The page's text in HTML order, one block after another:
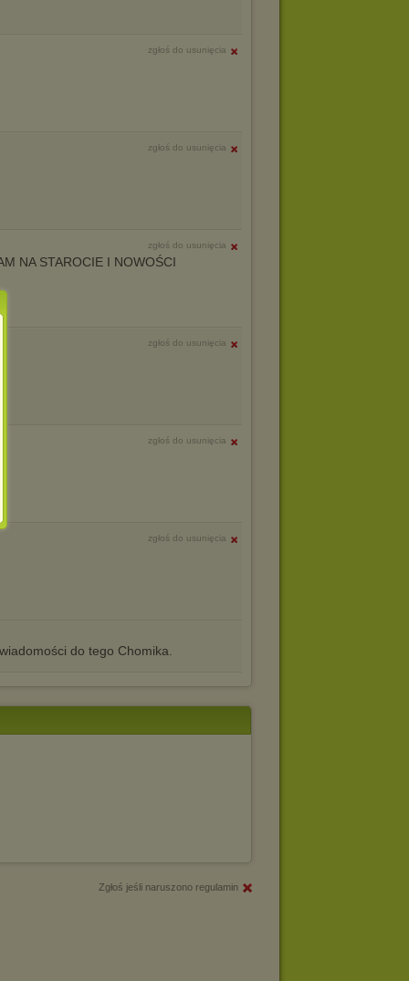
zgłoś do usunięcia
zgłoś do usunięcia
zgłoś do usunięcia
NA STAROCIE I NOWOŚCI
zgłoś do usunięcia
zgłoś do usunięcia
zgłoś do usunięcia
do tego Chomika.
Zgłoś jeśli naruszono regulamin